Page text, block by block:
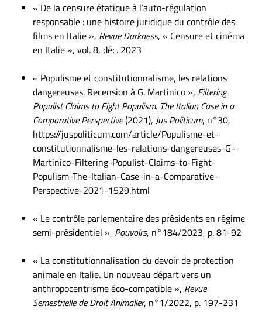
« De la censure étatique à l’auto-régulation
responsable : une histoire juridique du contrôle des
films en Italie », Revue Darkness, « Censure et cinéma
en Italie », vol. 8, déc. 2023
« Populisme et constitutionnalisme, les relations
dangereuses. Recension à G. Martinico », Filtering
Populist Claims to Fight Populism. The Italian Case in a
Comparative Perspective(2021), Jus Politicum, n°30,
https://juspoliticum.com/article/Populisme-et-
constitutionnalisme-les-relations-dangereuses-G-
Martinico-Filtering-Populist-Claims-to-Fight-
Populism-The-Italian-Case-in-a-Comparative-
Perspective-2021-1529.html
« Le contrôle parlementaire des présidents en régime
semi-présidentiel », Pouvoirs, n°184/2023, p. 81-92
« La constitutionnalisation du devoir de protection
animale en Italie. Un nouveau départ vers un
anthropocentrisme éco-compatible », Revue
Semestrielle de Droit Animalier, n°1/2022, p. 197-231